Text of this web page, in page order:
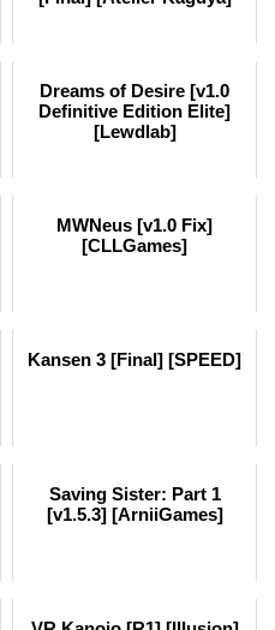
Dreams of Desire [v1.0
Definitive Edition Elite]
[Lewdlab]
MWNeus [v1.0 Fix]
[CLLGames]
Kansen 3 [Final] [SPEED]
Saving Sister: Part 1
[v1.5.3] [ArniiGames]